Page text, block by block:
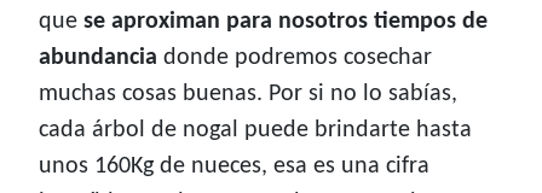
que se aproximan para nosotros tiempos de
abundancia donde podremos cosechar
muchas cosas buenas. Por si no lo sabías,
cada árbol de nogal puede brindarte hasta
unos 160Kg de nueces, esa es una cifra